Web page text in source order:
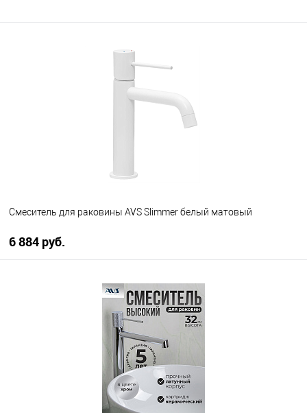
Смеситель для раковины AVS Slimmer белый матовый
6 884 руб.
В корзину
В наличии